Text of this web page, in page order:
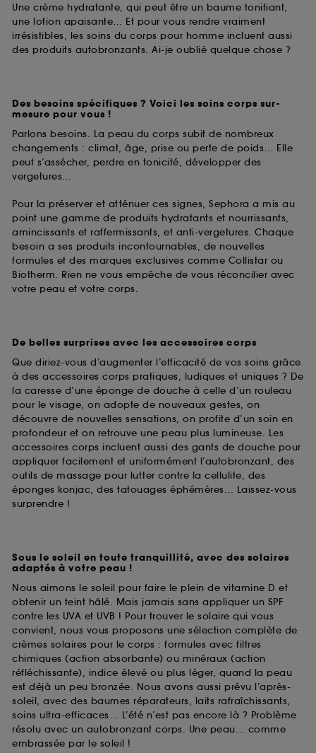
Une crème hydratante, qui peut être un baume tonifiant,
une lotion apaisante… Et pour vous rendre vraiment
irrésistibles, les soins du corps pour homme incluent aussi
des produits autobronzants. Ai-je oublié quelque chose ?
Des besoins spécifiques ? Voici les soins corps sur-
mesure pour vous !
Parlons besoins. La peau du corps subit de nombreux
changements : climat, âge, prise ou perte de poids… Elle
peut s’assécher, perdre en tonicité, développer des
vergetures…
Pour la préserver et atténuer ces signes, Sephora a mis au
point une gamme de produits hydratants et nourrissants,
amincissants et raffermissants, et anti-vergetures. Chaque
besoin a ses produits incontournables, de nouvelles
formules et des marques exclusives comme Collistar ou
Biotherm. Rien ne vous empêche de vous réconcilier avec
votre peau et votre corps.
De belles surprises avec les accessoires corps
Que diriez-vous d’augmenter l’efficacité de vos soins grâce
à des accessoires corps pratiques, ludiques et uniques ? De
la caresse d’une éponge de douche à celle d’un rouleau
pour le visage, on adopte de nouveaux gestes, on
découvre de nouvelles sensations, on profite d’un soin en
profondeur et on retrouve une peau plus lumineuse. Les
accessoires corps incluent aussi des gants de douche pour
appliquer facilement et uniformément l’autobronzant, des
outils de massage pour lutter contre la cellulite, des
éponges konjac, des tatouages éphémères… Laissez-vous
surprendre !
Sous le soleil en toute tranquillité, avec des solaires
adaptés à votre peau !
Nous aimons le soleil pour faire le plein de vitamine D et
obtenir un teint hâlé. Mais jamais sans appliquer un SPF
contre les UVA et UVB ! Pour trouver le solaire qui vous
convient, nous vous proposons une sélection complète de
crèmes solaires pour le corps : formules avec filtres
chimiques (action absorbante) ou minéraux (action
réfléchissante), indice élevé ou plus léger, quand la peau
est déjà un peu bronzée. Nous avons aussi prévu l’après-
soleil, avec des baumes réparateurs, laits rafraîchissants,
soins ultra-efficaces… L’été n’est pas encore là ? Problème
résolu avec un autobronzant corps. Une peau… comme
embrassée par le soleil !